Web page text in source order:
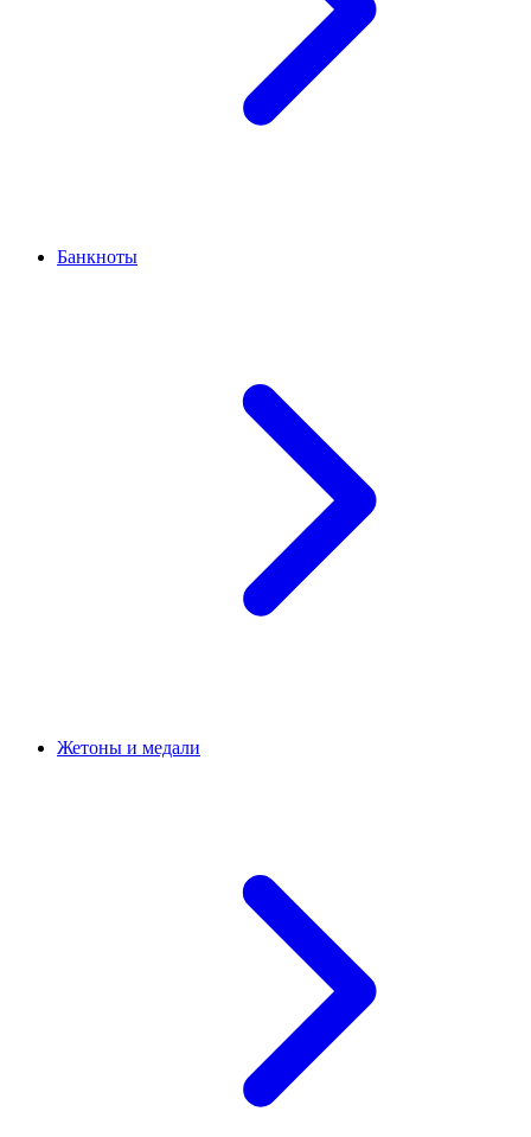
Банкноты
Жетоны и медали